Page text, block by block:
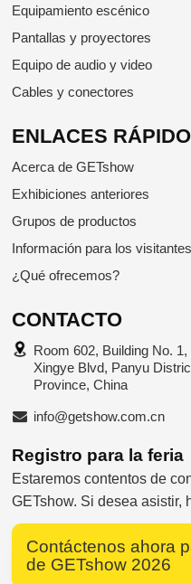
Equipamiento escénico
Pantallas y proyectores
Equipo de audio y video
Cables y conectores
ENLACES
Acerca de GETshow
Exhibiciones anteriores
Grupos de productos
Información para los visitantes
¿Qué ofrecemos?
CONTACTO
Room 602, Building No.
Xingye Blvd, Panyu
Province, China
info@getshow.com.cn
Registro para la feria
Estaremos contentos de
GETshow. Si desea asistir,
Supported by
Contáctenos ahora
de GETshow 2026